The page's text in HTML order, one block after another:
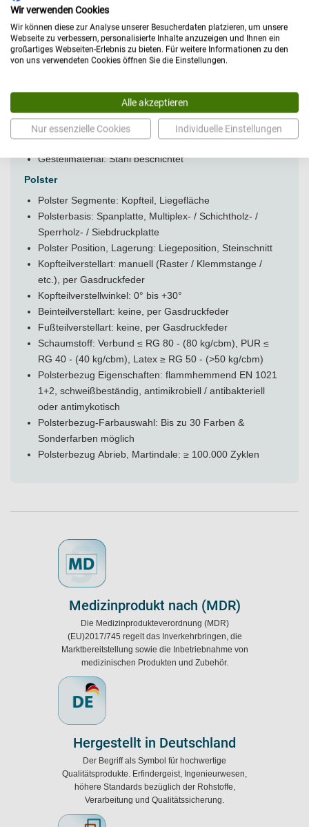
Eigenschaften, Kriterien: Mobil (Laufrollen /
Rädergestell), Extra lang (≥ 200 cm), Zubehör (Gitter /
Halter / etc.), Sonderanfertigung möglich
Herstellerportrait:K.H. Dewert
Versandart: Spedition
Gestell
Gestellform: 4-Bein Vierkantgestell
Gestellmaterial: Stahl beschichtet
Polster
Polster Segmente: Kopfteil, Liegefläche
Polsterbasis: Spanplatte, Multiplex- / Schichtholz- /
Sperrholz- / Siebdruckplatte
Polster Position, Lagerung: Liegeposition, Steinschnitt
Kopfteilverstellart: manuell (Raster / Klemmstange /
etc.), per Gasdruckfeder
Kopfteilverstellwinkel: 0° bis +30°
Beinteilverstellart: keine, per Gasdruckfeder
Fußteilverstellart: keine, per Gasdruckfeder
Schaumstoff: Verbund ≤ RG 80 - (80 kg/cbm), PUR ≤
RG 40 - (40 kg/cbm), Latex ≥ RG 50 - (>50 kg/cbm)
Polsterbezug Eigenschaften: flammhemmend EN 1021
1+2, schweißbeständig, antimikrobiell / antibakteriell
oder antimykotisch
Polsterbezug-Farbauswahl: Bis zu 30 Farben &
Sonderfarben möglich
Polsterbezug Abrieb, Martindale: ≥ 100.000 Zyklen
Medizinprodukt nach (MDR)
Die Medizinprodukteverordnung (MDR)
(EU)2017/745 regelt das Inverkehrbringen, die
Marktbereitstellung sowie die Inbetriebnahme von
medizinischen Produkten und Zubehör.
Hergestellt in Deutschland
Der Begriff als Symbol für hochwertige
Qualitätsprodukte. Erfindergeist, Ingenieurwesen,
höhere Standards bezüglich der Rohstoffe,
Verarbeitung und Qualitätssicherung.
Wir verwenden Cookies
Wir können diese zur Analyse unserer Besucherdaten platzieren, um unsere
Webseite zu verbessern, personalisierte Inhalte anzuzeigen und Ihnen ein
großartiges Webseiten-Erlebnis zu bieten. Für weitere Informationen zu den
von uns verwendeten Cookies öffnen Sie die Einstellungen.
Alle akzeptieren
Nur essenzielle Cookies Individuelle Einstellungen